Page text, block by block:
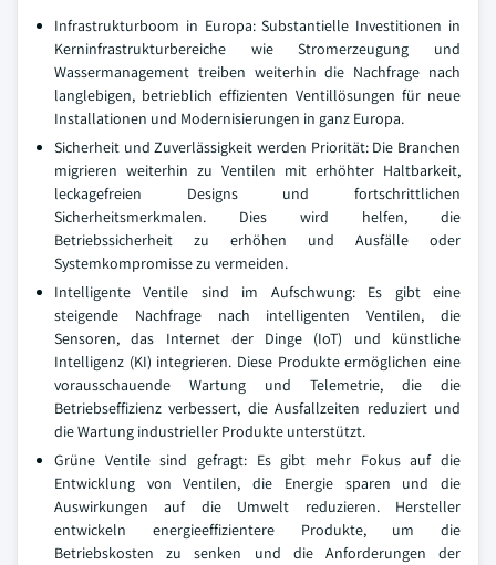
Infrastrukturboom in Europa: Substantielle Investitionen in
Kerninfrastrukturbereiche wie Stromerzeugung und
Wassermanagement treiben weiterhin die Nachfrage nach
langlebigen, betrieblich effizienten Ventillösungen für neue
Installationen und Modernisierungen in ganz Europa.
Sicherheit und Zuverlässigkeit werden Priorität: Die Branchen
migrieren weiterhin zu Ventilen mit erhöhter Haltbarkeit,
leckagefreien Designs und fortschrittlichen
Sicherheitsmerkmalen. Dies wird helfen, die
Betriebssicherheit zu erhöhen und Ausfälle oder
Systemkompromisse zu vermeiden.
Intelligente Ventile sind im Aufschwung: Es gibt eine
steigende Nachfrage nach intelligenten Ventilen, die
Sensoren, das Internet der Dinge (IoT) und künstliche
Intelligenz (KI) integrieren. Diese Produkte ermöglichen eine
vorausschauende Wartung und Telemetrie, die die
Betriebseffizienz verbessert, die Ausfallzeiten reduziert und
die Wartung industrieller Produkte unterstützt.
Grüne Ventile sind gefragt: Es gibt mehr Fokus auf die
Entwicklung von Ventilen, die Energie sparen und die
Auswirkungen auf die Umwelt reduzieren. Hersteller
entwickeln energieeffizientere Produkte, um die
Betriebskosten zu senken und die Anforderungen der